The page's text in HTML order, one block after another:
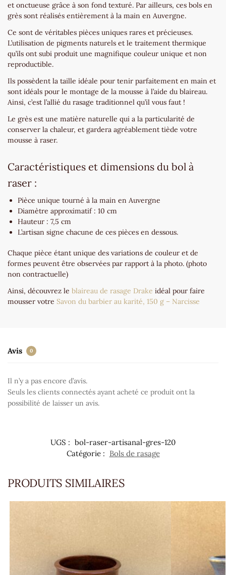
et onctueuse grâce à son fond texturé. Par ailleurs, ces bols en
grès sont réalisés entièrement à la main en Auvergne.
Ce sont de véritables pièces uniques rares et précieuses.
L’utilisation de pigments naturels et le traitement thermique
qu’ils ont subi produit une magnifique couleur unique et non
reproductible.
Ils possèdent la taille idéale pour tenir parfaitement en main et
sont idéals pour le montage de la mousse à l’aide du blaireau.
Ainsi, c’est l’allié du rasage traditionnel qu’il vous faut !
Le grès est une matière naturelle qui a la particularité de
conserver la chaleur, et gardera agréablement tiède votre
mousse à raser.
Caractéristiques et dimensions du bol à
raser :
Pièce unique tourné à la main en Auvergne
Diamètre approximatif : 10 cm
Hauteur : 7,5 cm
L’artisan signe chacune de ces pièces en dessous.
Chaque pièce étant unique des variations de couleur et de
formes peuvent être observées par rapport à la photo. (photo
non contractuelle)
Ainsi, découvrez le blaireau de rasage Drake idéal pour faire
mousser votre Savon du barbier au karité, 150 g – Narcisse
Avis 0
Il n’y a pas encore d’avis.
Seuls les clients connectés ayant acheté ce produit ont la
possibilité de laisser un avis.
UGS : bol-raser-artisanal-gres-120
Catégorie : Bols de rasage
PRODUITS SIMILAIRES